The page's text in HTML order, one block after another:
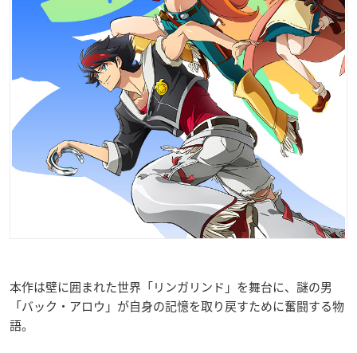
本作は壁に囲まれた世界「リンガリンド」を舞台に、謎の男
「バック・アロウ」が自身の記憶を取り戻すために奮闘する物
語。